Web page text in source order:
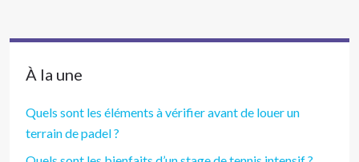
À la une
Quels sont les éléments à vérifier avant de louer un
terrain de padel ?